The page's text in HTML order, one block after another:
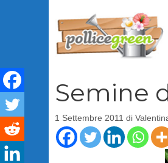
Semine
1 Settembre 2011 di